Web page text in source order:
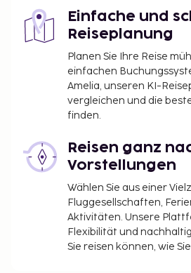
Einfache und
Reiseplanung
Planen Sie Ihre Reise
einfachen
Amelia, unseren KI-
vergleichen und die
finden.
Reisen ganz
Vorstellungen
Wählen Sie aus einer
Fluggesellschaften,
Aktivitäten. Unsere
Flexibilität und
Sie reisen können, wie